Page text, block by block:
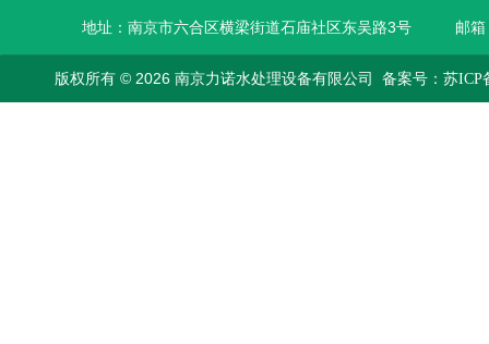
地址：南京市六合区横梁街道石庙社区东吴路3号 邮
版权所有 © 2026 南京力诺水处理设备有限公司 备案号：苏ICP